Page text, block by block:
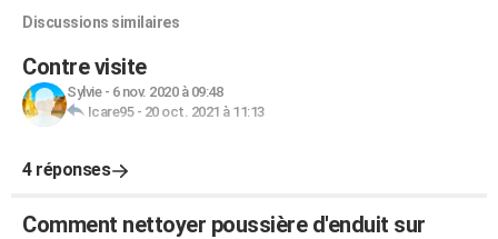
Discussions similaires
Contre visite
Sylvie- 6 nov. 2020 à 09:48
Icare95- 20 oct. 2021 à 11:13
4 réponses
Comment nettoyer poussière d'enduit sur